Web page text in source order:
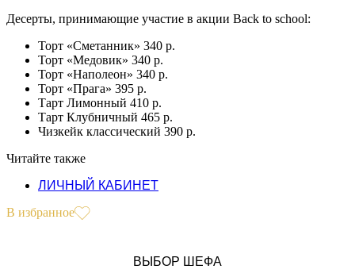
Десерты, принимающие участие в акции Back to school:
Торт «Сметанник» 340 р.
Торт «Медовик» 340 р.
Торт «Наполеон» 340 р.
Торт «Прага» 395 р.
Тарт Лимонный 410 р.
Тарт Клубничный 465 р.
Чизкейк классический 390 р.
Читайте также
ЛИЧНЫЙ КАБИНЕТ
В избранное
ВЫБОР ШЕФА